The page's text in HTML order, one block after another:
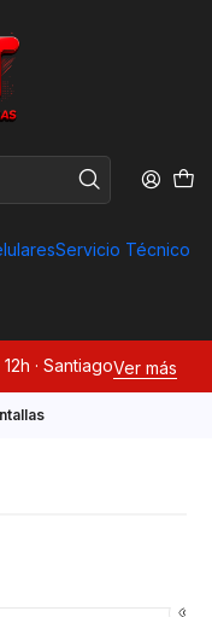
Servicio Técnico
· SantiagoVer más